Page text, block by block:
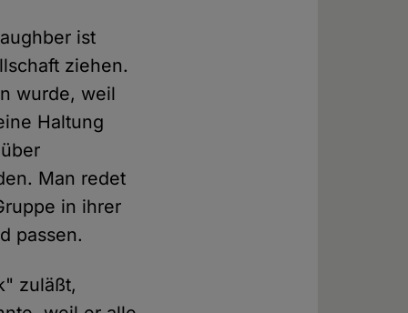
ist
ziehen.
wurde, weil
Haltung
Man redet
in ihrer
passen.
zuläßt,